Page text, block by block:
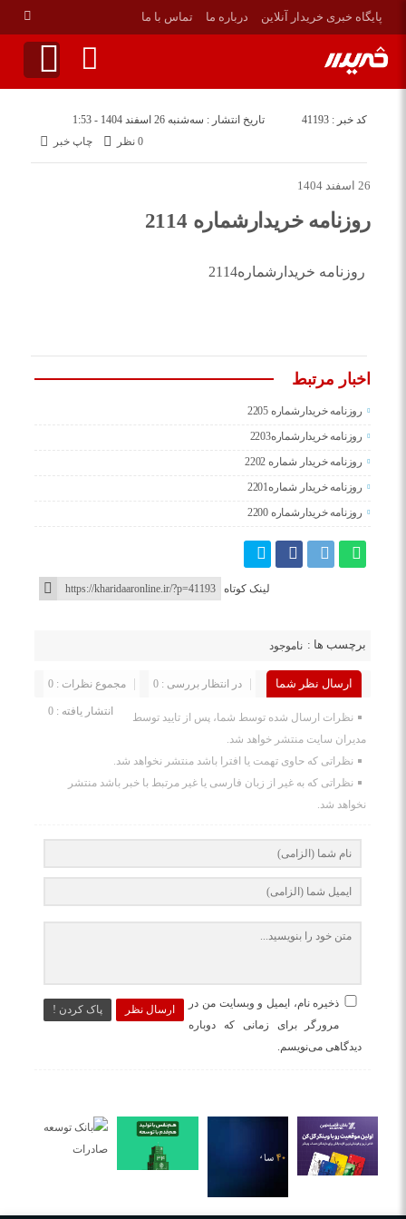
پایگاه خبری خریدار آنلاین درباره ما تماس با ما
کد خبر : 41193
تاریخ انتشار : سه‌شنبه 26 اسفند 1404 - 1:53
چاپ خبر
0 نظر
26 اسفند 1404
روزنامه خریدارشماره 2114
روزنامه خریدارشماره2114
اخبار مرتبط
روزنامه خریدارشماره 2205
روزنامه خریدارشماره2203
روزنامه خریدار شماره 2202
روزنامه خریدار شماره2201
روزنامه خریدارشماره 2200
لینک کوتاه
برچسب ها : ناموجود
ارسال نظر شما مجموع نظرات : 0 در انتظار بررسی : 0
انتشار یافته : 0
نظرات ارسال شده توسط شما، پس از تایید توسط
مدیران سایت منتشر خواهد شد.
نظراتی که حاوی تهمت یا افترا باشد منتشر نخواهد شد.
نظراتی که به غیر از زبان فارسی یا غیر مرتبط با خبر باشد منتشر
نخواهد شد.
ارسال نظر پاک کردن !
ذخیره نام، ایمیل و وبسایت من در
مرورگر برای زمانی که دوباره
دیدگاهی می‌نویسم.